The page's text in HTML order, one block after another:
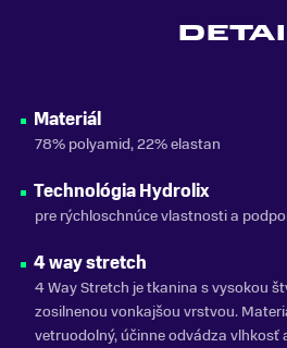
Materiál
78% polyamid, 22% elastan
Technológia Hydrolix
pre rýchloschnúce vlastnosti a
4 way stretch
4 Way Stretch je tkanina s vysokou
zosilnenou vonkajšou vrstvou.
vetruodolný, účinne odvádza